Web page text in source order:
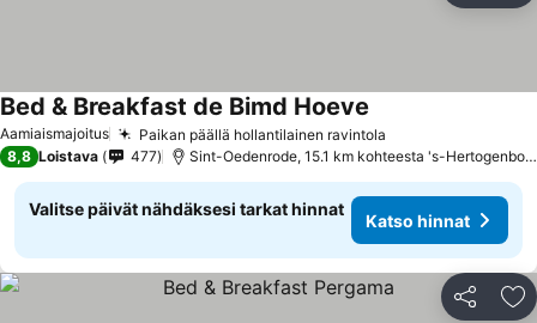
Aamiaismajoitus Paikan päällä hollantilainen ravintola
Bed & Breakfast de Bimd Hoeve
8,8 Loistava 477 Sint-Oedenrode, 15.1 km kohteesta 's-
Valitse päivät nähdäksesi tarkat hinnat
Katso hinnat
Jaa